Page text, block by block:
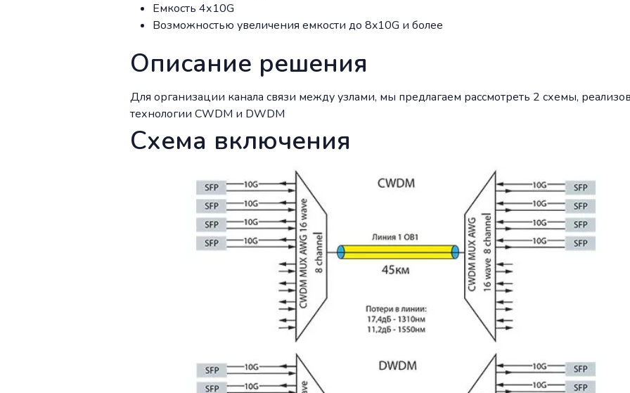
Емкость 4х10G
Возможностью увеличения емкости до 8x10G и более
Описание решения
Для организации канала связи между узлами, мы предлагаем рассмотреть 2 схемы,
технологии CWDM и DWDM
Схема включения